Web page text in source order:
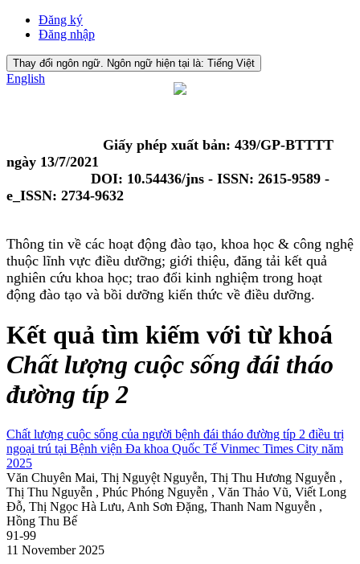
Đăng ký
Đăng nhập
Thay đổi ngôn ngữ. Ngôn ngữ hiện tại là: Tiếng Việt
English
Giấy phép xuất bản: 439/GP-BTTTT
ngày 13/7/2021
DOI: 10.54436/jns - ISSN: 2615-9589 -
e_ISSN: 2734-9632
Thông tin về các hoạt động đào tạo, khoa học & công nghệ
thuộc lĩnh vực điều dưỡng; giới thiệu, đăng tải kết quả
nghiên cứu khoa học; trao đổi kinh nghiệm trong hoạt
động đào tạo và bồi dưỡng kiến thức về điều dưỡng.
Kết quả tìm kiếm với từ khoá
Chất lượng cuộc sống đái tháo
đường típ 2
Chất lượng cuộc sống của người bệnh đái tháo đường típ 2 điều trị
ngoại trú tại Bệnh viện Đa khoa Quốc Tế Vinmec Times City năm
2025
Văn Chuyên Mai, Thị Nguyệt Nguyễn, Thị Thu Hương Nguyễn ,
Thị Thu Nguyễn , Phúc Phóng Nguyễn , Văn Thảo Vũ, Viết Long
Đỗ, Thị Ngọc Hà Lưu, Anh Sơn Đặng, Thanh Nam Nguyễn ,
Hồng Thu Bế
91-99
11 November 2025